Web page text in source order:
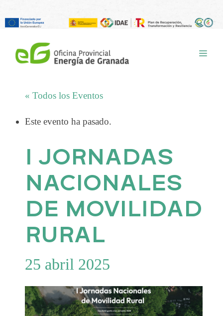
contenido
« Todos los Eventos
Este evento ha pasado.
I JORNADAS
NACIONALES
DE MOVILIDAD
RURAL
25 abril 2025